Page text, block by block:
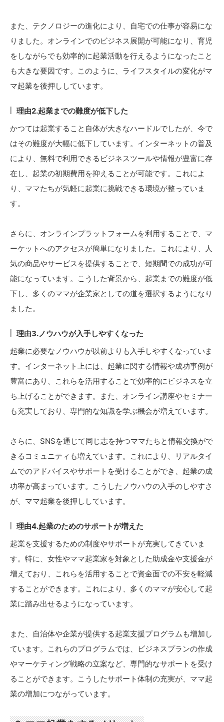
また、テクノロジーの進化により、自宅での仕事が容易にな
りました。オンラインでのビジネス展開が可能になり、育児
をしながらでも効率的に起業活動を行えるようになったこと
も大きな要因です。このように、ライフスタイルの変化がマ
マ起業を後押ししています。
理由2.起業までの難度が低下した
かつては起業すること自体が大きなハードルでしたが、今で
はその難度が大幅に低下しています。インターネットの普及
により、無料で利用できるビジネスツールや情報が豊富に存
在し、起業の初期費用を抑えることが可能です。これによ
り、ママたちが気軽に起業に挑戦できる環境が整っていま
す。
さらに、オンラインプラットフォームを利用することで、マ
ーケットへのアクセスが簡単になりました。これにより、人
気の商品やサービスを提供することで、短期間での成功が可
能になっています。こうした背景から、起業までの難度が低
下し、多くのママが企業家としての道を選択するようになり
ました。
理由3.ノウハウが入手しやすくなった
起業に必要なノウハウが以前よりも入手しやすくなっていま
す。インターネット上には、起業に関する情報や成功事例が
豊富にあり、これらを活用することで効率的にビジネスを立
ち上げることができます。また、オンライン講座やセミナー
も充実しており、専門的な知識を学ぶ機会が増えています。
さらに、SNSを通じて同じ志を持つママたちと情報交換がで
きるコミュニティも増えています。これにより、リアルタイ
ムでのアドバイスやサポートを受けることができ、起業の成
功率が高まっています。こうしたノウハウの入手のしやすさ
が、ママ起業を後押ししています。
理由4.起業のためのサポートが増えた
起業を支援するための制度やサポートが充実してきていま
す。特に、女性やママ起業家を対象とした助成金や支援金が
増えており、これらを活用することで資金面での不安を軽減
することができます。これにより、多くのママが安心して起
業に踏み出せるようになっています。
また、自治体や企業が提供する起業支援プログラムも増加し
ています。これらのプログラムでは、ビジネスプランの作成
やマーケティング戦略の立案など、専門的なサポートを受け
ることができます。こうしたサポート体制の充実が、ママ起
業の増加につながっています。